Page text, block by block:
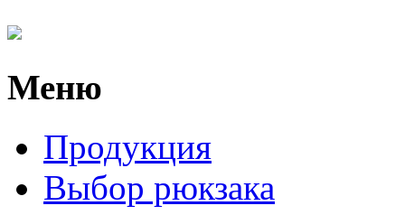
Меню
Продукция
Выбор рюкзака